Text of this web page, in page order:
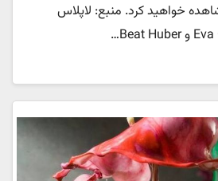
خواهید کرد. منبع: لاپلاس